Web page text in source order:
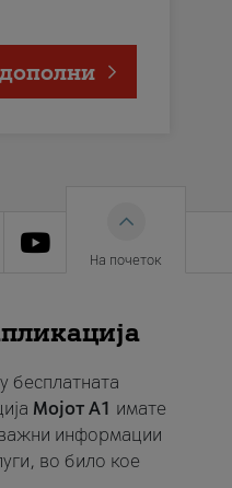
На почеток
бесплатната
Мојот A1 имате
информации
во било кое